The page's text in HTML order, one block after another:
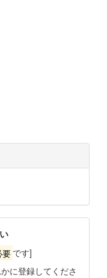
要 です]
に登録してくださ